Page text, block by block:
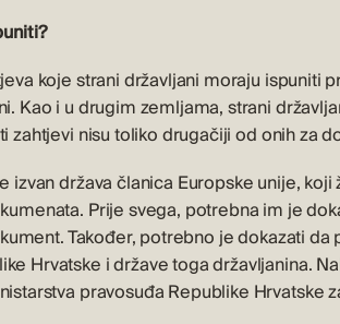
koje strani državljani moraju ispuniti
Kao i u drugim zemljama, strani
zahtjevi nisu toliko drugačiji od onih za
izvan država članica Europske unije,
Prije svega, potrebna im je
Također, potrebno je dokazati
Hrvatske i države toga državljanina.
pravosuđa Republike Hrvatske